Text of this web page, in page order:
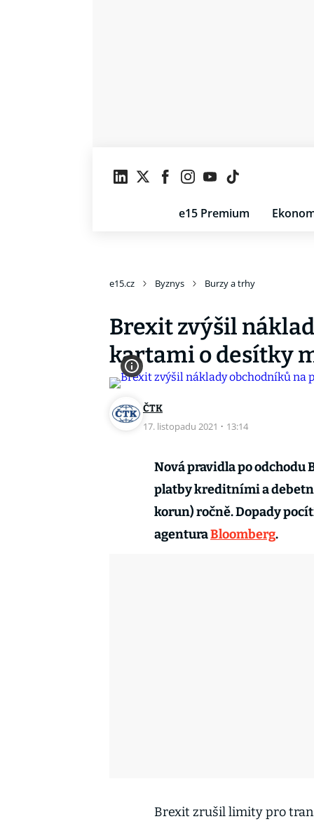
e15 Premium
e15.cz Byznys Burzy a trhy
Brexit zvýšil
kartami o desítky
ČTK
17. listopadu 2021 · 13:14
Nová pravidla po odchodu
platby kreditními a
korun) ročně. Dopady
agenturaBloomberg.
Brexit zrušil limity pro